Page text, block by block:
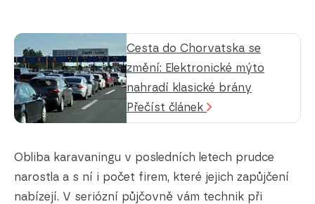
Cesta do Chorvatska se
změní: Elektronické mýto
nahradí klasické brány
Přečíst článek
Obliba karavaningu v posledních letech prudce
narostla a s ní i počet firem, které jejich zapůjčení
nabízejí. V seriózní půjčovně vám technik při